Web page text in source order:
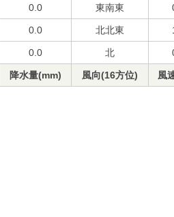
0.0 東南東
0.0 北北東
0.0 北
降水量(mm) 風向(16方位) 風